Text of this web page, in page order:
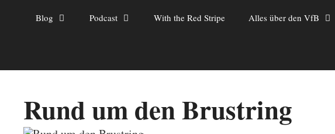
Blog Podcast With the Red Stripe Alles über den VfB
Rund um den Brustring